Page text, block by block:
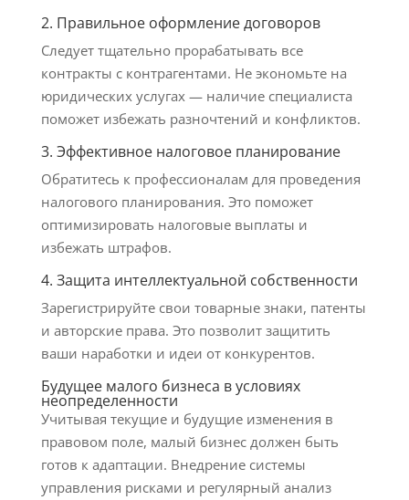
2. Правильное оформление договоров
Следует тщательно прорабатывать все
контракты с контрагентами. Не экономьте на
юридических услугах — наличие специалиста
поможет избежать разночтений и конфликтов.
3. Эффективное налоговое планирование
Обратитесь к профессионалам для проведения
налогового планирования. Это поможет
оптимизировать налоговые выплаты и
избежать штрафов.
4. Защита интеллектуальной собственности
Зарегистрируйте свои товарные знаки, патенты
и авторские права. Это позволит защитить
ваши наработки и идеи от конкурентов.
Будущее малого бизнеса в условиях
неопределенности
Учитывая текущие и будущие изменения в
правовом поле, малый бизнес должен быть
готов к адаптации. Внедрение системы
управления рисками и регулярный анализ